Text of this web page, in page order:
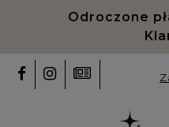
Odroczone